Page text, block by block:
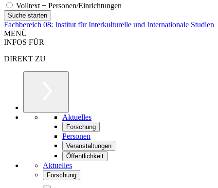
Volltext + Personen/Einrichtungen
Fachbereich 08: Institut für Interkulturelle und Internationale Studien
MENÜ
INFOS FÜR
DIREKT ZU
Aktuelles
Forschung
Personen
Veranstaltungen
Öffentlichkeit
Aktuelles
Forschung